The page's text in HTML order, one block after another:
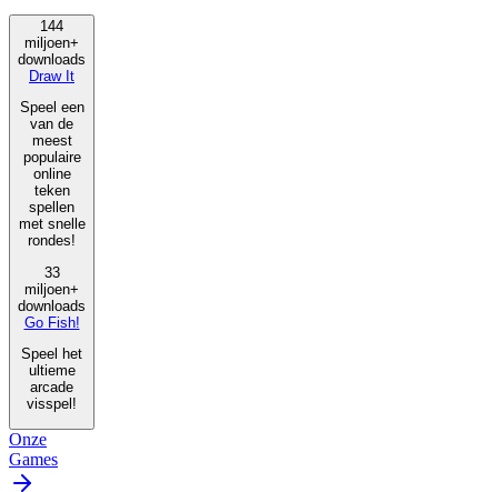
144
miljoen+
downloads
Draw It
Speel een
van de
meest
populaire
online
teken
spellen
met snelle
rondes!
33
miljoen+
downloads
Go Fish!
Speel het
ultieme
arcade
visspel!
Onze
Games